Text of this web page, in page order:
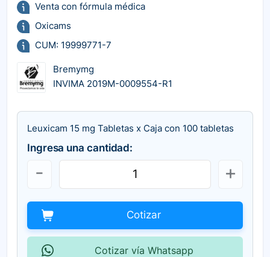
Venta con fórmula médica
Oxicams
CUM: 19999771-7
Bremymg
INVIMA 2019M-0009554-R1
Leuxicam 15 mg Tabletas x Caja con 100 tabletas
Ingresa una cantidad:
Cotizar
Cotizar vía Whatsapp